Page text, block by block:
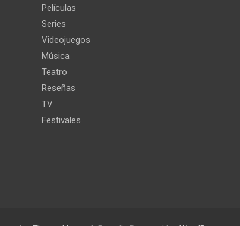
Películas
Series
Videojuegos
Música
Teatro
Reseñas
TV
Festivales